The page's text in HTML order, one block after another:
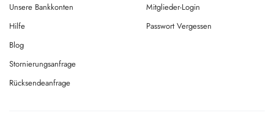
Unsere Bankkonten
Hilfe
Mitglieder-Login
Passwort Vergessen
Blog
Stornierungsanfrage
Rücksendeanfrage